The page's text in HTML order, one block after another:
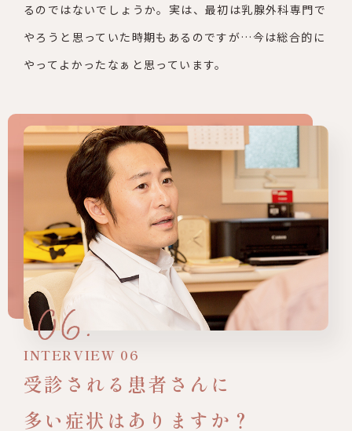
るのではないでしょうか。実は、最初は乳腺外科専門で
やろうと思っていた時期もあるのですが…今は総合的に
やってよかったなぁと思っています。
INTERVIEW 06
受診される患者さんに
多い症状はありますか？